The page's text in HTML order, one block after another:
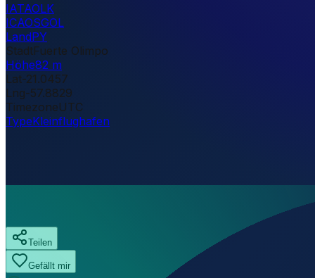
IATAOLK
ICAOSGOL
LandPY
StadtFuerte Olimpo
Höhe82 m
Lat-21.0457
Lng-57.8829
TimezoneUTC
TypeKleinflughafen
Teilen
Gefällt mir